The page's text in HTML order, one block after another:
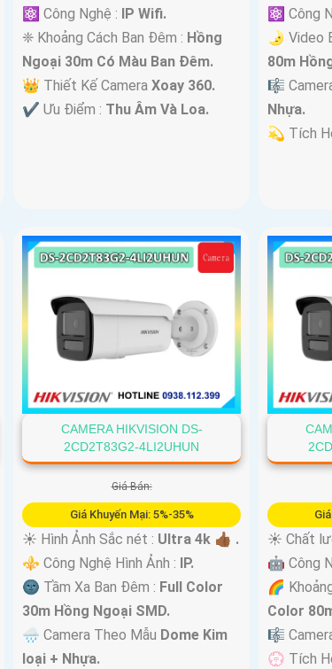
⚛️ Công Nghệ : IP Wifi.
❈ Khoảng Cách Ban Đêm : Hồng
Ngoại 30m Có Màu Ban Ðêm.
👑 Thiết Kế CameraXoay 360.
️✔️ Ưu Điểm : Thu Âm Và Loa.
⚛️ Công
🌛 Video
80m
🎼️
Nhựa.
️💫 Tích
CAMERA HIKVISION DS-
2CD2T83G2-4LI2UHUN
Giá Bán:
Giá Khuyến Mại: 5%-35%
☀️ Hình Ảnh Sắc nét : Ultra 4k 👍🏾 .
⚜️ Công Nghệ Hình Ảnh : IP.
🌚 Tầm Xa Ban Đêm : Full Color
30m Hồng Ngoại SMD.
🌧️ Camera Theo Mẫu Dome Kim
loại + Nhựa.
☀️ Chất
🤖️ Công
🌈
Color
🎼️
️💮 Tích